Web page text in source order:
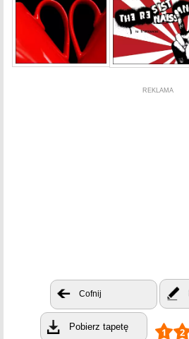
REKLAMA
Cofnij
Pobierz tapetę